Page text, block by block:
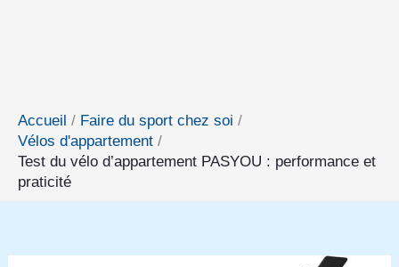
Accueil
Faire du sport chez soi
Vélos d'appartement
Test du vélo d’appartement PASYOU : performance et
praticité